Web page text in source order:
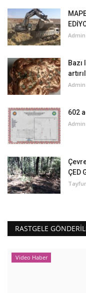
Admin
Admin
602
Admin
ÇED
RASTGELE
Video Haber